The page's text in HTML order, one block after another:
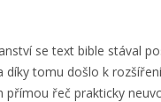
se text bible stával
díky tomu došlo k
přímou řeč prakticky